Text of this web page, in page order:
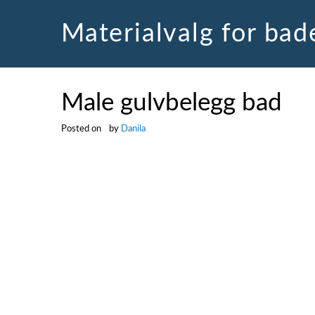
Materialvalg for
Male gulvbelegg bad
Posted on by Danila